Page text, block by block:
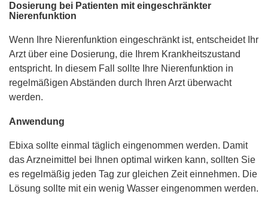
Dosierung bei Patienten mit eingeschränkter
Nierenfunktion
Wenn Ihre Nierenfunktion eingeschränkt ist, entscheidet Ihr
Arzt über eine Dosierung, die Ihrem Krankheitszustand
entspricht. In diesem Fall sollte Ihre Nierenfunktion in
regelmäßigen Abständen durch Ihren Arzt überwacht
werden.
Anwendung
Ebixa sollte einmal täglich eingenommen werden. Damit
das Arzneimittel bei Ihnen optimal wirken kann, sollten Sie
es regelmäßig jeden Tag zur gleichen Zeit einnehmen. Die
Lösung sollte mit ein wenig Wasser eingenommen werden.